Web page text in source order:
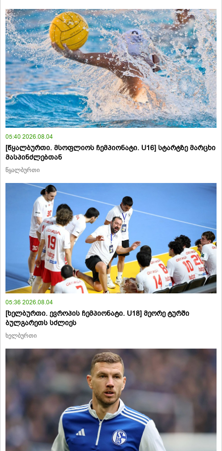
05:40 2026.08.04
[წყალბურთი. მსოფლიოს ჩემპიონატი. U16] სტარტზე მარცხი
მასპინძლებთან
წყალბურთი
05:36 2026.08.04
[ხელბურთი. ევროპის ჩემპიონატი. U18] მეორე ტურში
ბულგარეთს სძლიეს
ხელბურთი